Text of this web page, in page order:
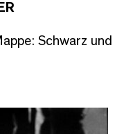
Schwarz und